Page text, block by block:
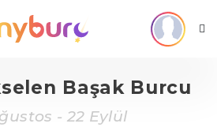
Başak Burcu
- 22 Eylül